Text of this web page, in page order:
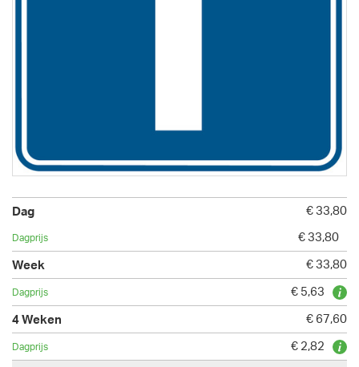
€ 33,80
€ 33,80
€ 33,80
€ 5,63
€ 67,60
€ 2,82